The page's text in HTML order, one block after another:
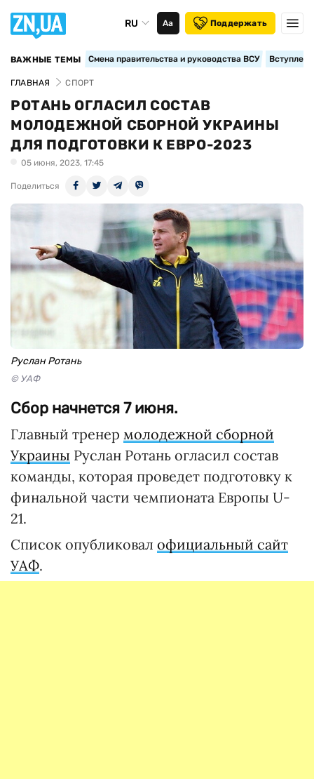
RU Аа Поддержать
ВАЖНЫЕ ТЕМЫ Смена правительства и руководства ВСУ
ГЛАВНАЯ СПОРТ
РОТАНЬ ОГЛАСИЛ СОСТАВ
МОЛОДЕЖНОЙ СБОРНОЙ УКРАИНЫ
ДЛЯ ПОДГОТОВКИ К ЕВРО-2023
05 июня, 2023, 17:45
Поделиться
Руслан Ротань
© УАФ
Сбор начнется 7 июня.
Главный тренер молодежной сборной
Украины Руслан Ротань огласил состав
команды, которая проведет подготовку к
финальной части чемпионата Европы U-
21.
Список опубликовал официальный сайт
УАФ.